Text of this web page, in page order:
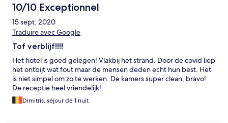
10/10 Exceptionnel
15 sept. 2020
Traduire avec Google
Tof verblijf!!!!
Het hotel is goed gelegen! Vlakbij het strand. Door de covid liep
het ontbijt wat fout maar de mensen deden echt hun best. Het
is niet simpel om zo te werken. De kamers super clean, bravo!
De receptie heel vriendelijk!
Dimitris, séjour de 1 nuit